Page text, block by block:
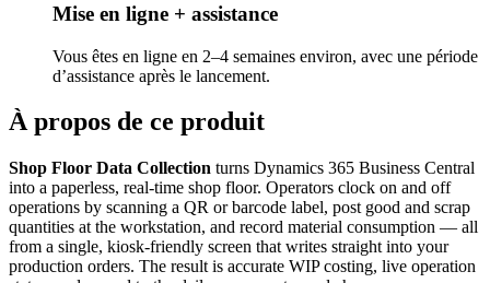
Mise en ligne + assistance
Vous êtes en ligne en 2–4 semaines environ, avec une période
d’assistance après le lancement.
À propos de ce produit
Shop Floor Data Collection turns Dynamics 365 Business Central
into a paperless, real-time shop floor. Operators clock on and off
operations by scanning a QR or barcode label, post good and scrap
quantities at the workstation, and record material consumption — all
from a single, kiosk-friendly screen that writes straight into your
production orders. The result is accurate WIP costing, live operation